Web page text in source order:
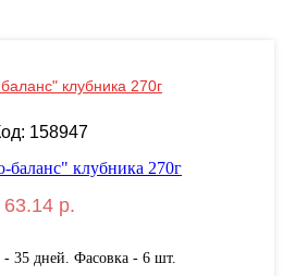
клубника 270г
158947
63.14 р.
- 35 дней. Фасовка - 6 шт.